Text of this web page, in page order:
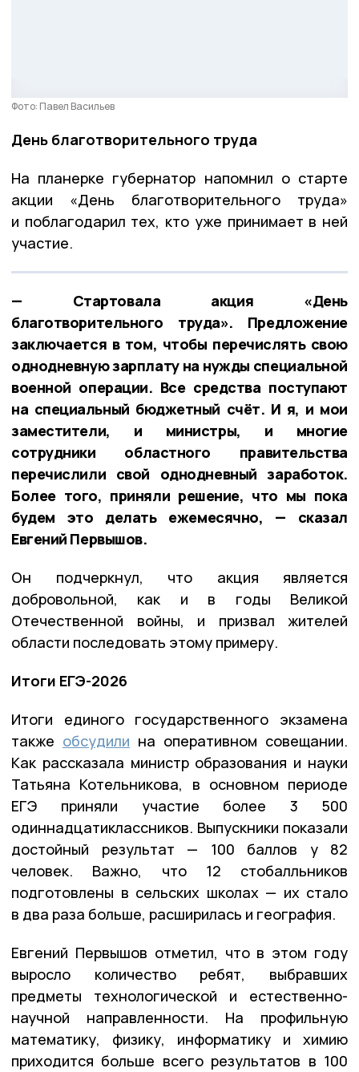
Фото: Павел Васильев
День благотворительного труда
На планерке губернатор напомнил о старте
акции «День благотворительного труда»
и поблагодарил тех, кто уже принимает в ней
участие.
— Стартовала акция «День
благотворительного труда». Предложение
заключается в том, чтобы перечислять свою
однодневную зарплату на нужды специальной
военной операции. Все средства поступают
на специальный бюджетный счёт. И я, и мои
заместители, и министры, и многие
сотрудники областного правительства
перечислили свой однодневный заработок.
Более того, приняли решение, что мы пока
будем это делать ежемесячно, — сказал
Евгений Первышов.
Он подчеркнул, что акция является
добровольной, как и в годы Великой
Отечественной войны, и призвал жителей
области последовать этому примеру.
Итоги ЕГЭ-2026
Итоги единого государственного экзамена
также обсудили на оперативном совещании.
Как рассказала министр образования и науки
Татьяна Котельникова, в основном периоде
ЕГЭ приняли участие более 3 500
одиннадцатиклассников. Выпускники показали
достойный результат — 100 баллов у 82
человек. Важно, что 12 стобалльников
подготовлены в сельских школах — их стало
в два раза больше, расширилась и география.
Евгений Первышов отметил, что в этом году
выросло количество ребят, выбравших
предметы технологической и естественно-
научной направленности. На профильную
математику, физику, информатику и химию
приходится больше всего результатов в 100